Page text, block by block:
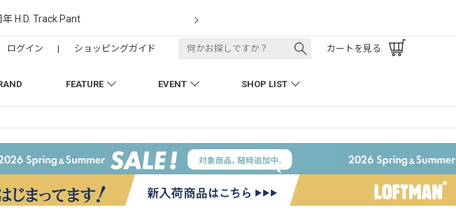
年 H.D. Track Pant
FEATURE EVENT SHOP LIST
ログイン | ショッピングガイド カートを見る